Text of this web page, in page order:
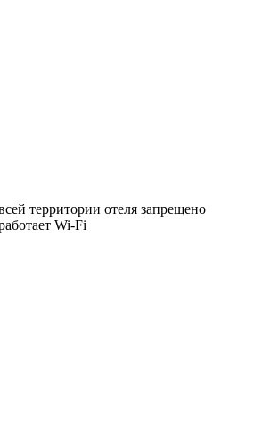
территории отеля запрещено
Wi-Fi